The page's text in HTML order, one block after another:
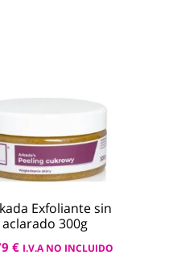
Exfoliante sin
aclarado 300g
€ I.V.A NO INCLUIDO